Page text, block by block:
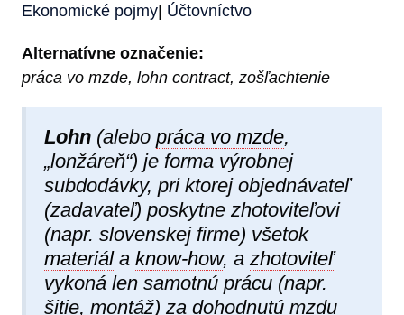
Ekonomické pojmy| Účtovníctvo
Alternatívne označenie:
práca vo mzde, lohn contract, zošľachtenie
Lohn (alebo práca vo mzde,
„lonžáreň“) je forma výrobnej
subdodávky, pri ktorej objednávateľ
(zadavateľ) poskytne zhotoviteľovi
(napr. slovenskej firme) všetok
materiála know-how, a zhotoviteľ
vykoná len samotnú prácu (napr.
šitie, montáž) za dohodnutú mzdu